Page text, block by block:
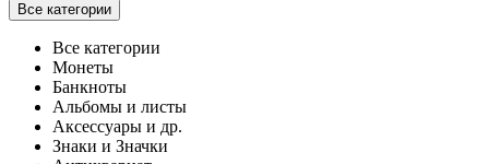
Все категории
Все категории
Монеты
Банкноты
Альбомы и листы
Аксессуары и др.
Знаки и Значки